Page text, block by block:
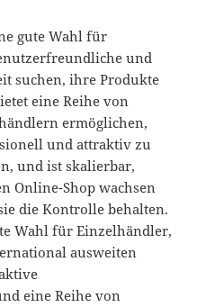
gute Wahl für
und
suchen, ihre Produkte
eine Reihe von
ermöglichen,
und attraktiv zu
und ist skalierbar,
Online-Shop wachsen
die Kontrolle behalten.
Wahl für Einzelhändler,
ausweiten
eine Reihe von